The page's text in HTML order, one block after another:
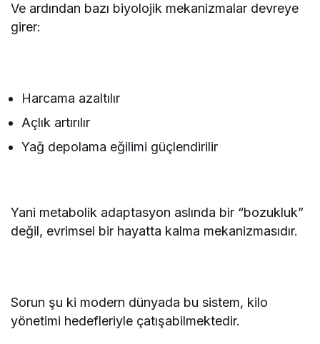
Ve ardından bazı biyolojik mekanizmalar devreye
girer:
Harcama azaltılır
Açlık artırılır
Yağ depolama eğilimi güçlendirilir
Yani metabolik adaptasyon aslında bir “bozukluk”
değil, evrimsel bir hayatta kalma mekanizmasıdır.
Sorun şu ki modern dünyada bu sistem, kilo
yönetimi hedefleriyle çatışabilmektedir.